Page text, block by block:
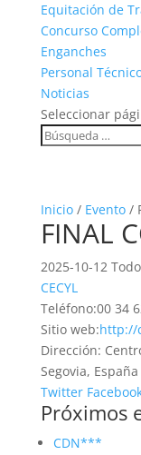
Equitación de
Concurso
Enganches
Personal
Noticias
Seleccionar
Inicio/ Evento/
FINAL
2025-10-12
CECYL
Teléfono:00 34
Sitio web:http://
Dirección:
Segovia, España
Twitter
Próximos
CDN***